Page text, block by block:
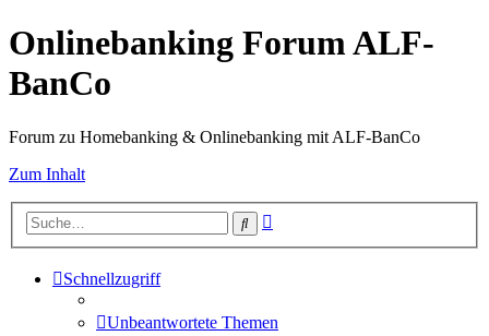
Onlinebanking Forum ALF-
BanCo
Forum zu Homebanking & Onlinebanking mit ALF-BanCo
Zum Inhalt
Suche
Schnellzugriff
Unbeantwortete Themen